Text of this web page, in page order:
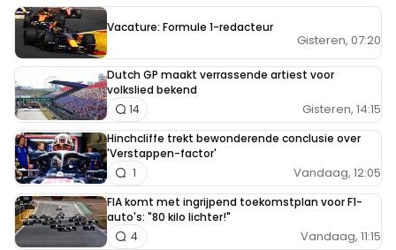
Vacature: Formule 1-redacteur
Gisteren, 07:20
Dutch GP maakt verrassende artiest voor
volkslied bekend
Gisteren, 14:15
14
Hinchcliffe trekt bewonderende conclusie over
'Verstappen-factor'
Vandaag, 12:05
1
FIA komt met ingrijpend toekomstplan voor F1-
auto's: "80 kilo lichter!"
Vandaag, 11:15
4